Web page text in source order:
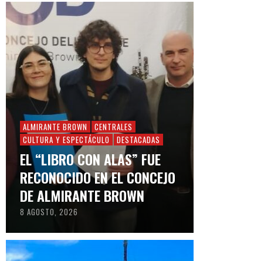
ALMIRANTE BROWN
CENTRALES
CULTURA Y ESPECTÁCULO
DESTACADAS
EL “LIBRO CON ALAS” FUE
RECONOCIDO EN EL CONCEJO
DE ALMIRANTE BROWN
8 AGOSTO, 2026